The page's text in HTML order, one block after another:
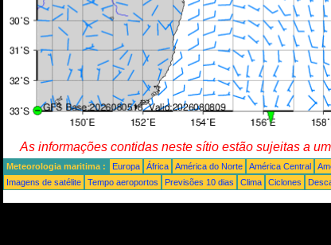
As informações contidas neste sítio estão sujeitas a
Meteorologia maritima : Europa África América do Norte América Central
Imagens de satélite
Tempo aeroportos Previsões 10 dias Clima Ciclones